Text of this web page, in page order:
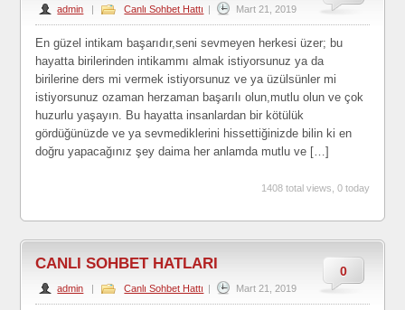
admin | Canlı Sohbet Hattı | Mart 21, 2019
En güzel intikam başarıdır,seni sevmeyen herkesi üzer; bu
hayatta birilerinden intikammı almak istiyorsunuz ya da
birilerine ders mi vermek istiyorsunuz ve ya üzülsünler mi
istiyorsunuz ozaman herzaman başarılı olun,mutlu olun ve çok
huzurlu yaşayın. Bu hayatta insanlardan bir kötülük
gördüğünüzde ve ya sevmediklerini hissettiğinizde bilin ki en
doğru yapacağınız şey daima her anlamda mutlu ve […]
1408 total views, 0 today
0
CANLI SOHBET HATLARI
admin | Canlı Sohbet Hattı | Mart 21, 2019